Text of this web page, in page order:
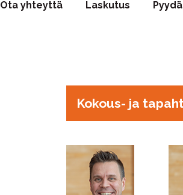
Ota yhteyttä Laskutus
Kokous- ja